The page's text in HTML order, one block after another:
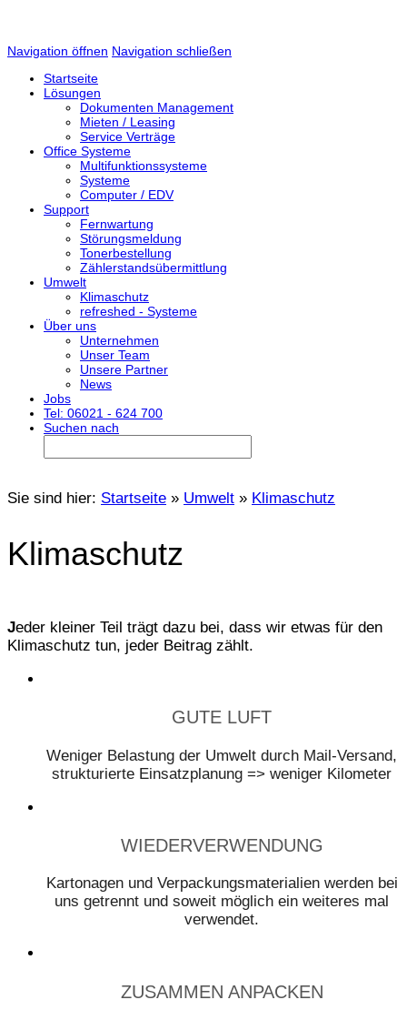
Navigation öffnen Navigation schließen
Startseite
Lösungen
Dokumenten Management
Mieten / Leasing
Service Verträge
Office Systeme
Multifunktionssysteme
Systeme
Computer / EDV
Support
Fernwartung
Störungsmeldung
Tonerbestellung
Zählerstandsübermittlung
Umwelt
Klimaschutz
refreshed - Systeme
Über uns
Unternehmen
Unser Team
Unsere Partner
News
Jobs
Tel: 06021 - 624 700
Suchen nach
Sie sind hier: Startseite » Umwelt » Klimaschutz
Klimaschutz
Jeder kleiner Teil trägt dazu bei, dass wir etwas für den
Klimaschutz tun, jeder Beitrag zählt.
GUTE LUFT
Weniger Belastung der Umwelt durch Mail-Versand,
strukturierte Einsatzplanung => weniger Kilometer
WIEDERVERWENDUNG
Kartonagen und Verpackungsmaterialien werden bei
uns getrennt und soweit möglich ein weiteres mal
verwendet.
ZUSAMMEN ANPACKEN